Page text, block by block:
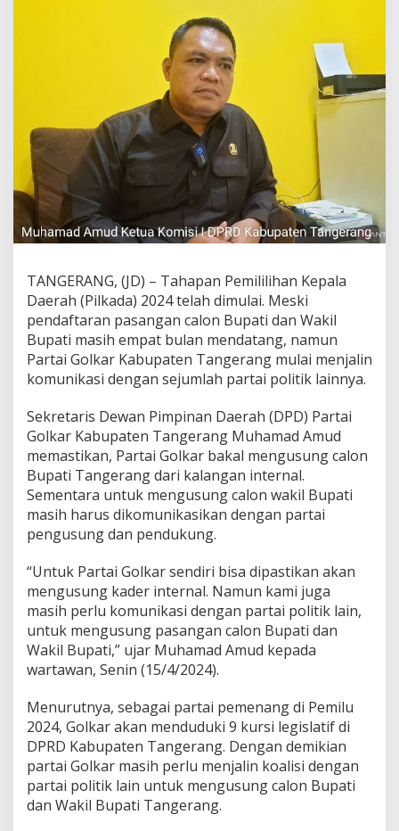
2
4
,
D
a
r
a
i
G
o
l
k
a
r
e
r
u
G
a
l
a
g
K
o
m
u
n
i
k
s
o
i
TANGERANG, (JD) – Tahapan Pemililihan Kepala
Daerah (Pilkada) 2024 telah dimulai. Meski
pendaftaran pasangan calon Bupati dan Wakil
Bupati masih empat bulan mendatang, namun
Partai Golkar Kabupaten Tangerang mulai menjalin
komunikasi dengan sejumlah partai politik lainnya.
Sekretaris Dewan Pimpinan Daerah (DPD) Partai
Golkar Kabupaten Tangerang Muhamad Amud
memastikan, Partai Golkar bakal mengusung calon
Bupati Tangerang dari kalangan internal.
Sementara untuk mengusung calon wakil Bupati
masih harus dikomunikasikan dengan partai
pengusung dan pendukung.
“Untuk Partai Golkar sendiri bisa dipastikan akan
mengusung kader internal. Namun kami juga
masih perlu komunikasi dengan partai politik lain,
untuk mengusung pasangan calon Bupati dan
Wakil Bupati,” ujar Muhamad Amud kepada
wartawan, Senin (15/4/2024).
Menurutnya, sebagai partai pemenang di Pemilu
2024, Golkar akan menduduki 9 kursi legislatif di
DPRD Kabupaten Tangerang. Dengan demikian
partai Golkar masih perlu menjalin koalisi dengan
partai politik lain untuk mengusung calon Bupati
dan Wakil Bupati Tangerang.